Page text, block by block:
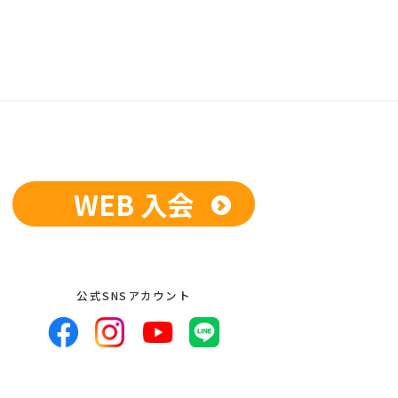
WEB 入会
公式SNSアカウント